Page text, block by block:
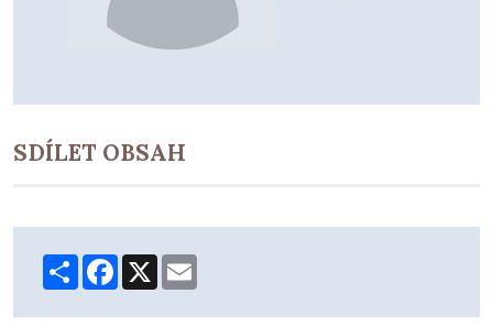
SDÍLET OBSAH
ShareFacebook
X